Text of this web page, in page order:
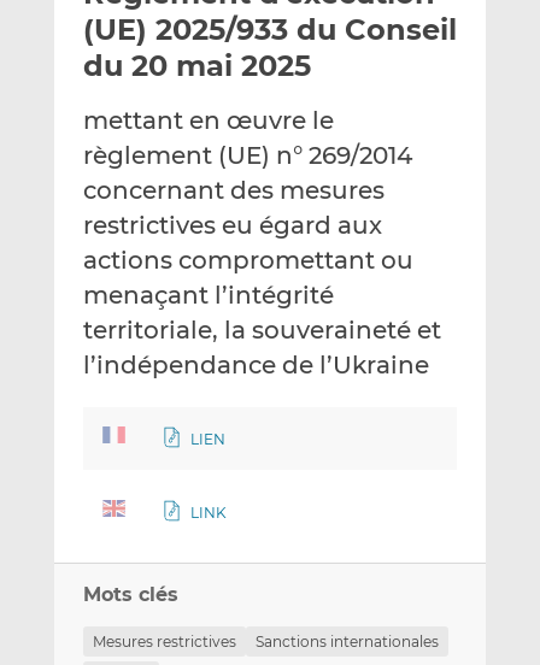
e
r
p
r
e
m
a
i
l
g
e
r
u
r
L
i
n
k
e
d
n
g
e
r
u
r
F
c
e
b
o
k
(UE) 2025/933 du Conseil
du 20 mai 2025
mettant en œuvre le
règlement (UE) n° 269/2014
concernant des mesures
restrictives eu égard aux
actions compromettant ou
menaçant l’intégrité
territoriale, la souveraineté et
l’indépendance de l’Ukraine
LIEN
LINK
Mots clés
Mesures restrictives
Sanctions internationales